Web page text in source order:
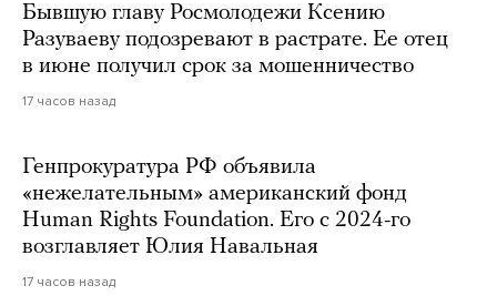
Бывшую главу Росмолодежи Ксению
Разуваеву подозревают в растрате. Ее отец
в июне получил срок за мошенничество
17 часов назад
Генпрокуратура РФ объявила
«нежелательным» американский фонд
Human Rights Foundation. Его с 2024-го
возглавляет Юлия Навальная
17 часов назад